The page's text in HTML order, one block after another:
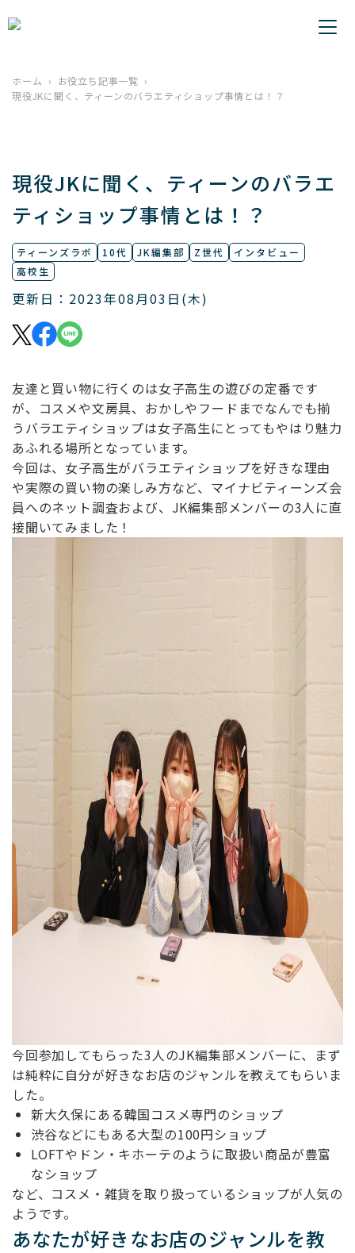
ホーム
お役立ち記事一覧
現役JKに聞く、ティーンのバラエティショップ事情とは！？
現役JKに聞く、ティーンのバラエ
ティショップ事情とは！？
ティーンズラボ 10代 JK編集部 Z世代
インタビュー
高校生
更新日：2023年08月03日(木)
友達と買い物に行くのは女子高生の遊びの定番です
が、コスメや文房具、おかしやフードまでなんでも揃
うバラエティショップは女子高生にとってもやはり魅力
あふれる場所となっています。
今回は、女子高生がバラエティショップを好きな理由
や実際の買い物の楽しみ方など、マイナビティーンズ会
員へのネット調査および、JK編集部メンバーの3人に直
接聞いてみました！
今回参加してもらった3人のJK編集部メンバーに、まず
は純粋に自分が好きなお店のジャンルを教えてもらいま
した。
新大久保にある韓国コスメ専門のショップ
渋谷などにもある大型の100円ショップ
LOFTやドン・キホーテのように取扱い商品が豊富
なショップ
など、コスメ・雑貨を取り扱っているショップが人気の
ようです。
あなたが好きなお店のジャンルを教